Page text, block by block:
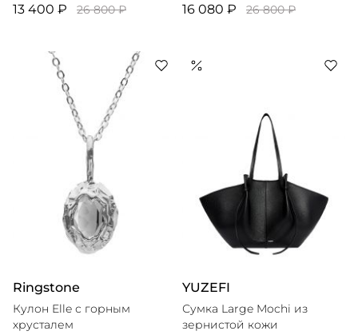
13 400 ₽ 26 800 ₽ 16 080 ₽ 26 800 ₽
Ringstone
Кулон Elle с горным
хрусталем
YUZEFI
Сумка Large Mochi из
зернистой кожи